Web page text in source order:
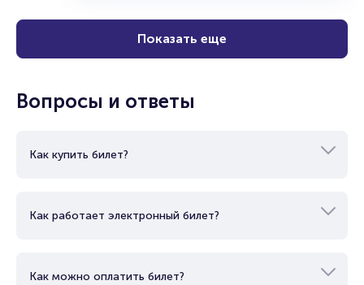
Показать еще
Вопросы и ответы
Как купить билет?
Как работает электронный билет?
Как можно оплатить билет?